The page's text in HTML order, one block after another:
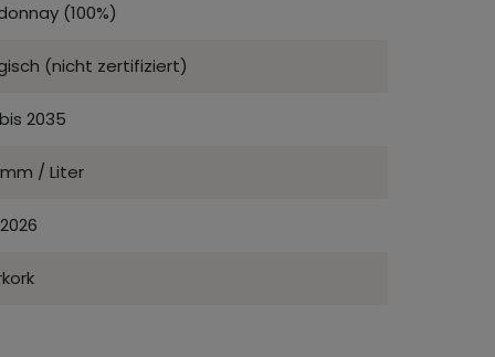
(100%)
(nicht zertifiziert)
2035
/ Liter